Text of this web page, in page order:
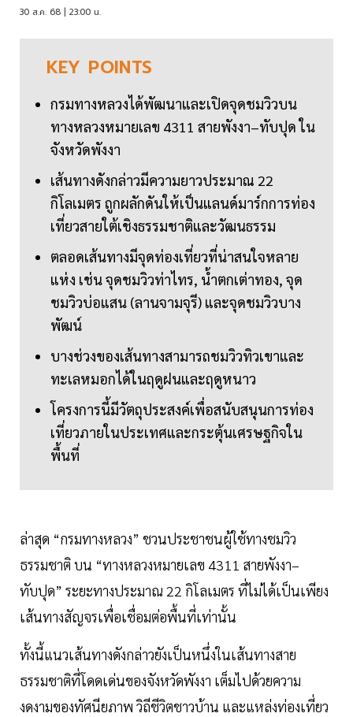
30 ส.ค. 68 | 23:00 น.
KEY POINTS
กรมทางหลวงได้พัฒนาและเปิดจุดชมวิวบน
ทางหลวงหมายเลข 4311 สายพังงา–ทับปุด ใน
จังหวัดพังงา
เส้นทางดังกล่าวมีความยาวประมาณ 22
กิโลเมตร ถูกผลักดันให้เป็นแลนด์มาร์กการท่อง
เที่ยวสายใต้เชิงธรรมชาติและวัฒนธรรม
ตลอดเส้นทางมีจุดท่องเที่ยวที่น่าสนใจหลาย
แห่ง เช่น จุดชมวิวท่าไทร, น้ำตกเต่าทอง, จุด
ชมวิวบ่อแสน (ลานจามจุรี) และจุดชมวิวบาง
พัฒน์
บางช่วงของเส้นทางสามารถชมวิวทิวเขาและ
ทะเลหมอกได้ในฤดูฝนและฤดูหนาว
โครงการนี้มีวัตถุประสงค์เพื่อสนับสนุนการท่อง
เที่ยวภายในประเทศและกระตุ้นเศรษฐกิจใน
พื้นที่
ล่าสุด “กรมทางหลวง” ชวนประชาชนผู้ใช้ทางชมวิว
ธรรมชาติ บน “ทางหลวงหมายเลข 4311 สายพังงา–
ทับปุด” ระยะทางประมาณ 22 กิโลเมตร ที่ไม่ได้เป็นเพียง
เส้นทางสัญจรเพื่อเชื่อมต่อพื้นที่เท่านั้น
ทั้งนี้แนวเส้นทางดังกล่าวยังเป็นหนึ่งในเส้นทางสาย
ธรรมชาติที่โดดเด่นของจังหวัดพังงา เต็มไปด้วยความ
งดงามของทัศนียภาพ วิถีชีวิตชาวบ้าน และแหล่งท่องเที่ยว